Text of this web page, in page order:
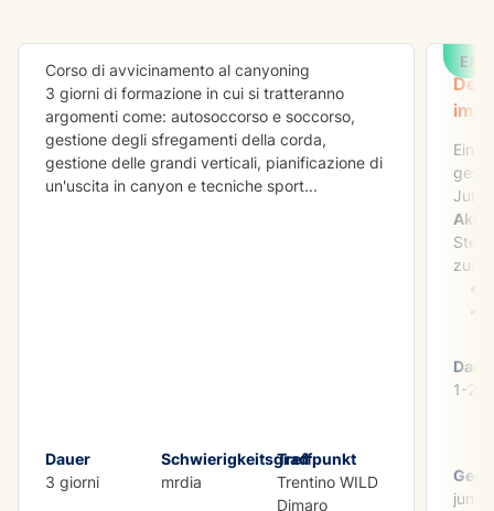
Corso di avvicinamento al canyoning
3 giorni di formazione in cui si tratteranno
argomenti come: autosoccorso e soccorso,
gestione degli sfregamenti della corda,
gestione delle grandi verticali, pianificazione di
un'uscita in canyon e tecniche sport...
Dauer
3 giorni
Schwierigkeitsgrad
mrdia
Treffpunkt
Trentino WILD
Dimaro
Der
Ein
1-2